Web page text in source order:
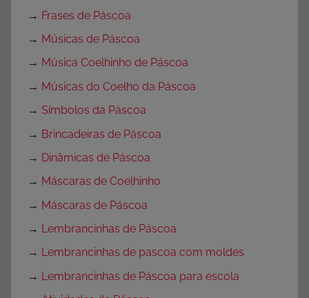
→ Frases de Páscoa
→ Músicas de Páscoa
→ Música Coelhinho de Páscoa
→ Músicas do Coelho da Páscoa
→ Símbolos da Páscoa
→ Brincadeiras de Páscoa
→ Dinâmicas de Páscoa
→ Máscaras de Coelhinho
→ Máscaras de Páscoa
→ Lembrancinhas de Páscoa
→ Lembrancinhas de pascoa com moldes
→ Lembrancinhas de Páscoa para escola